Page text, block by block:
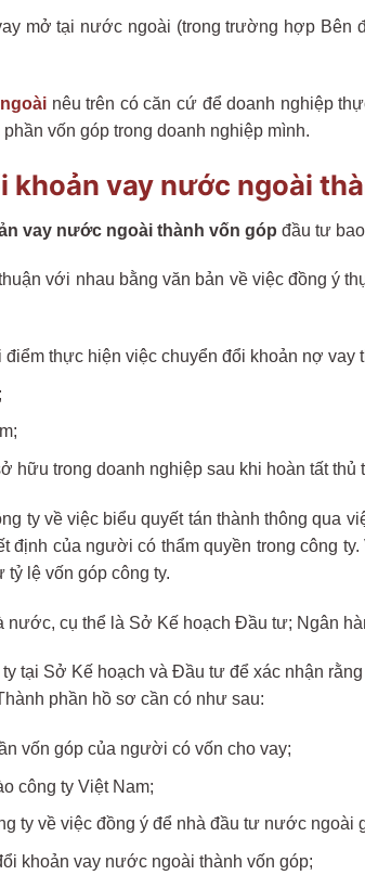
mở tại nước ngoài (trong trường hợp
nêu trên có căn cứ để doanh nghiệp
vốn góp trong doanh nghiệp mình.
vay nước ngoài
vay nước ngoài thành vốn góp đầu tư
với nhau bằng văn bản về việc đồng ý
thực hiện việc chuyển đổi khoản nợ vay
hữu trong doanh nghiệp sau khi hoàn tất thủ
ty về việc biểu quyết tán thành thông qua
định của người có thẩm quyền trong công
lệ vốn góp công ty.
nước, cụ thể là Sở Kế hoạch Đầu tư; Ngân
tại Sở Kế hoạch và Đầu tư để xác nhận
phần hồ sơ cần có như sau:
vốn góp của người có vốn cho vay;
công ty Việt Nam;
ty về việc đồng ý để nhà đầu tư nước ngoài
khoản vay nước ngoài thành vốn góp;